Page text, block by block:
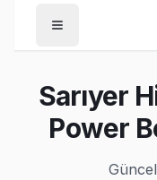
/Sarıyer
/Hitachi
Son Güncelleme:
Sarıyer
Power